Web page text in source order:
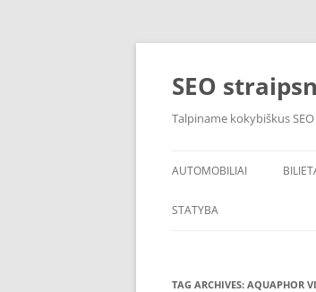
Skip
SEO
Talpiname kokybiškus
AUTOMOBILIAI
STATYBA
TAG ARCHIVES: AQUAPHOR